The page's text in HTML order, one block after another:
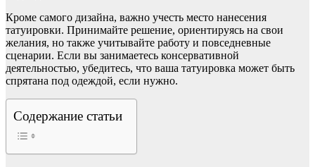
Кроме самого дизайна, важно учесть место нанесения
татуировки. Принимайте решение, ориентируясь на свои
желания, но также учитывайте работу и повседневные
сценарии. Если вы занимаетесь консервативной
деятельностью, убедитесь, что ваша татуировка может быть
спрятана под одеждой, если нужно.
Содержание статьи